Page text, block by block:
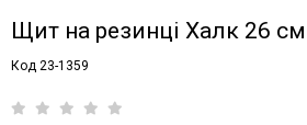
Щит на резинці Халк 26 см
Код 23-1359